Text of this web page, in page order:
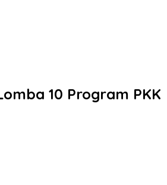
10 Program PKK